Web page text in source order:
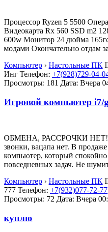
Процессор Ryzen 5 5500
Видеокарта Rx 560 SSD m2
600w Монитор 24 дюйма
модами Окончательно отдам
Компьютер › Настольные ПК
Инг Телефон: +7(928)729-04-
Просмотры: 181 Дата: Вчера
Игровой компьютер i7/
ОБМЕНА, РАССРОЧКИ НЕТ!
звонки, вацапа нет. В
компьютер, который
повседневных задач. Не
Компьютер › Настольные ПК
777 Телефон: +7(932)077-72-77
Просмотры: 72 Дата: Вчера
куплю